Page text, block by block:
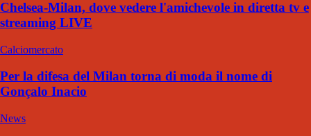
Chelsea-Milan, dove vedere l'amichevole in diretta tv e
streaming LIVE
Calciomercato
Per la difesa del Milan torna di moda il nome di
Gonçalo Inacio
News